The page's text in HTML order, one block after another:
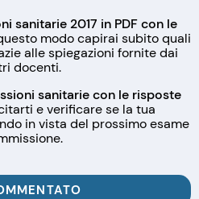
sanitarie 2017 in PDF con le
modo capirai subito quali
alle spiegazioni fornite dai
docenti.
sanitarie con le risposte
e verificare se la tua
in vista del prossimo esame